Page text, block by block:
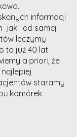
informacji
jak i od samej
leczymy
to już 40 lat
a priori, że
staramy
komórek